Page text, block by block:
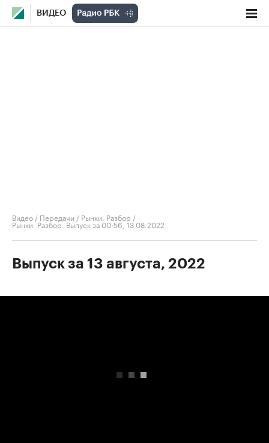
ВИДЕО
Видео / Передачи / Рынки. Разбор /
Рынки. Разбор. Выпуск за 00:56, 13.08.2022
Выпуск за 13 августа, 2022